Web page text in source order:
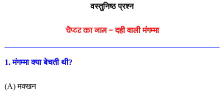
वस्तुनिष्ठ प्रश्न
चैप्टर का नाम –दही वालीमंगम्मा
1. मंगम्मा क्या बेचती थी?
(A) मक्खन